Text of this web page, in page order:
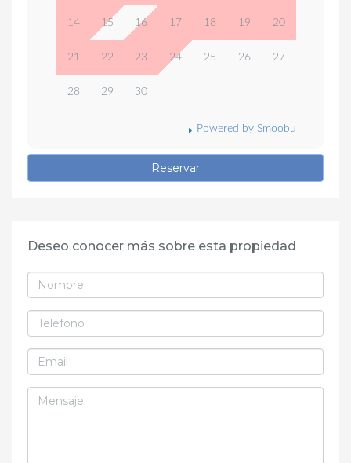
14 15 16 17 18 19 20
21 22 23 24 25 26 27
28 29 30
Powered by Smoobu
Reservar
Deseo conocer más sobre esta propiedad